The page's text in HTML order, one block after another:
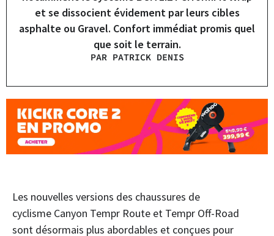
et se dissocient évidement par leurs cibles
asphalte ou Gravel. Confort immédiat promis quel
que soit le terrain.
PAR PATRICK DENIS
Les nouvelles versions des chaussures de
cyclisme Canyon Tempr Route et Tempr Off-Road
sont désormais plus abordables et conçues pour